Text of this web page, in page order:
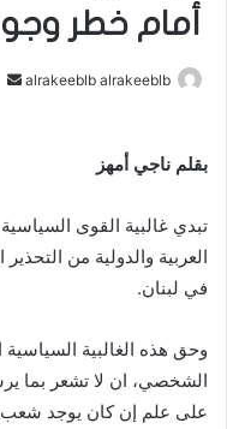
أمام خطر
alrakeeblb alrakeeblb
ر
ك
بقلم ناجي أمهز
تبدي غالبية القوى
العربية والدولية من
في لبنان.
وحق هذه الغالبية
الشخصي، ان لا تشعر بما
على علم إن كان يوجد شعب